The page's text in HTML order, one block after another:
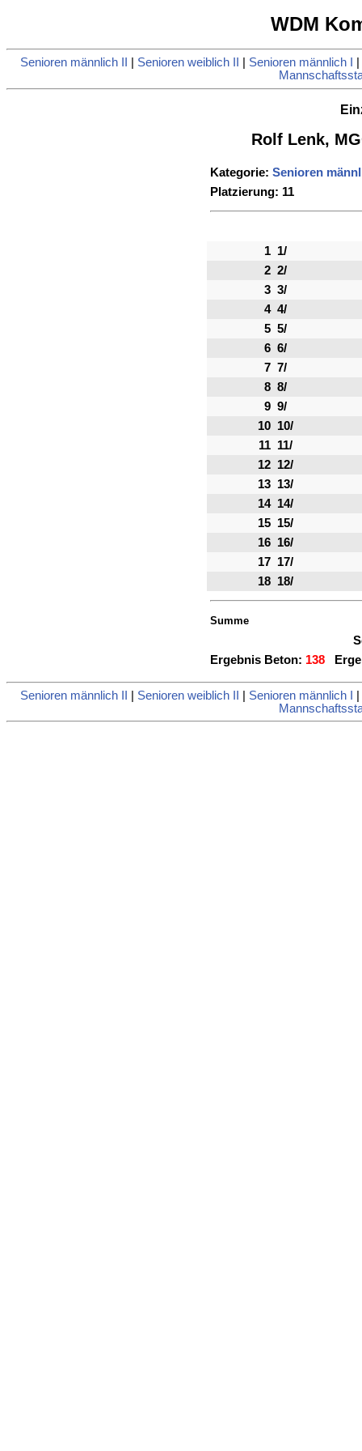
WDM
Senioren männlich II Senioren weiblich II Senioren männlich I
Rolf Lenk,
Kategorie: Senioren
Platzierung: 11
1 1/
2 2/
3 3/
4 4/
5 5/
6 6/
7 7/
8 8/
9 9/
10 10/
11 11/
12 12/
13 13/
14 14/
15 15/
16 16/
17 17/
18 18/
Summe
Ergebnis Beton: 138
Senioren männlich II Senioren weiblich II Senioren männlich I